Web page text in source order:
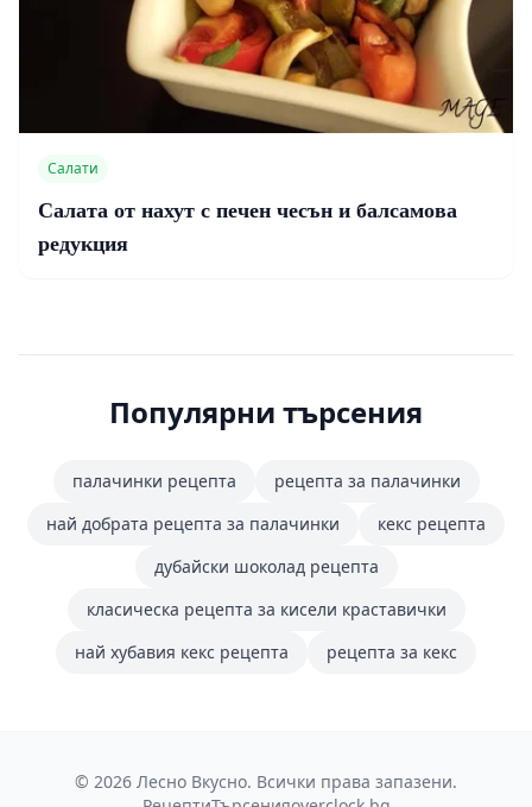
Салати
Салата от нахут с печен чесън и балсамова
редукция
Популярни търсения
палачинки рецепта
рецепта за палачинки
най добрата рецепта за палачинки
кекс рецепта
дубайски шоколад рецепта
класическа рецепта за кисели краставички
най хубавия кекс рецепта
рецепта за кекс
© 2026 Лесно Вкусно. Всички права запазени.